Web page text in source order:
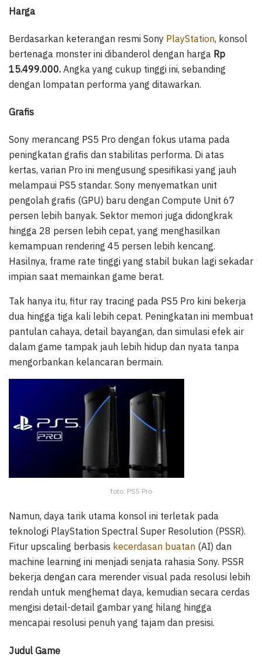
Harga
Berdasarkan keterangan resmi Sony PlayStation, konsol
bertenaga monster ini dibanderol dengan harga Rp
15.499.000. Angka yang cukup tinggi ini, sebanding
dengan lompatan performa yang ditawarkan.
Grafis
Sony merancang PS5 Pro dengan fokus utama pada
peningkatan grafis dan stabilitas performa. Di atas
kertas, varian Pro ini mengusung spesifikasi yang jauh
melampaui PS5 standar. Sony menyematkan unit
pengolah grafis (GPU) baru dengan Compute Unit 67
persen lebih banyak. Sektor memori juga didongkrak
hingga 28 persen lebih cepat, yang menghasilkan
kemampuan rendering 45 persen lebih kencang.
Hasilnya, frame rate tinggi yang stabil bukan lagi sekadar
impian saat memainkan game berat.
Tak hanya itu, fitur ray tracing pada PS5 Pro kini bekerja
dua hingga tiga kali lebih cepat. Peningkatan ini membuat
pantulan cahaya, detail bayangan, dan simulasi efek air
dalam game tampak jauh lebih hidup dan nyata tanpa
mengorbankan kelancaran bermain.
foto: PS5 Pro
Namun, daya tarik utama konsol ini terletak pada
teknologi PlayStation Spectral Super Resolution (PSSR).
Fitur upscaling berbasis kecerdasan buatan (AI) dan
machine learning ini menjadi senjata rahasia Sony. PSSR
bekerja dengan cara merender visual pada resolusi lebih
rendah untuk menghemat daya, kemudian secara cerdas
mengisi detail-detail gambar yang hilang hingga
mencapai resolusi penuh yang tajam dan presisi.
Judul Game